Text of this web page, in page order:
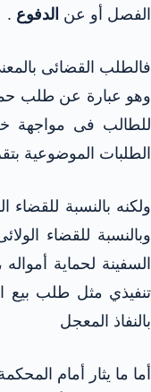
الفصل أو عن الدفوع .
فالطلب القضائى
وهو عبارة عن طلب
للطالب فى مواجهة
الطلبات الموضوعية
ولكنه بالنسبة للقضاء
وبالنسبة للقضاء
السفينة لحماية
تنفيذي مثل طلب بيع
بالنفاذ المعجل
أما ما يثار أمام